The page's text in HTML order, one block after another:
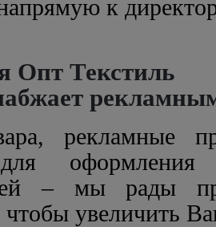
к
Опт Текстиль
рекламные
– мы рады
чтобы увеличить